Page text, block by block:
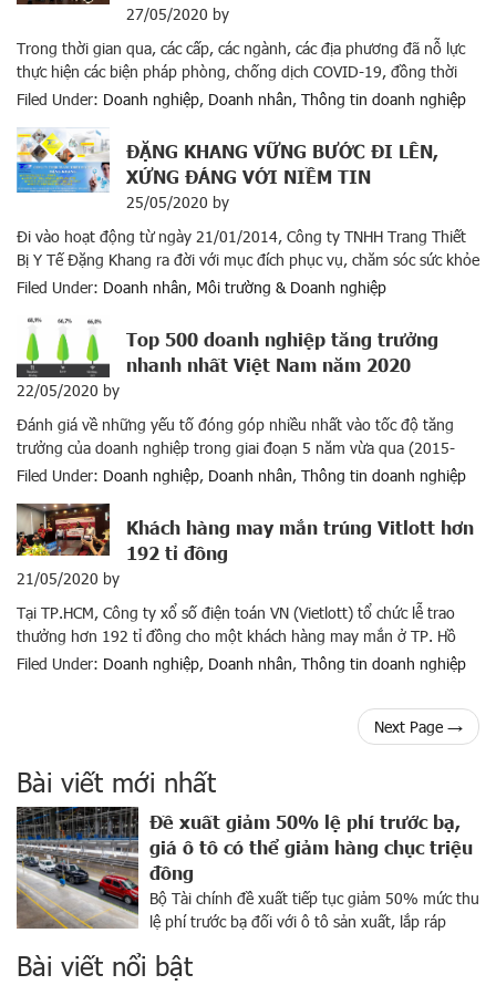
27/05/2020 by
Trong thời gian qua, các cấp, các ngành, các địa phương đã nỗ lực
thực hiện các biện pháp phòng, chống dịch COVID-19, đồng thời
khôi phục các hoạt động kinh tế – xã hội. Đến nay, Việt Nam đã
Filed Under: Doanh nghiệp, Doanh nhân, Thông tin doanh nghiệp
ĐẶNG KHANG VỮNG BƯỚC ĐI LÊN,
XỨNG ĐÁNG VỚI NIỀM TIN
25/05/2020 by
Đi vào hoạt động từ ngày 21/01/2014, Công ty TNHH Trang Thiết
Bị Y Tế Đặng Khang ra đời với mục đích phục vụ, chăm sóc sức khỏe
cho mọi người và hướng tới mang lại những giá trị tốt đẹp nhất cho
Filed Under: Doanh nhân, Môi trường & Doanh nghiệp
Top 500 doanh nghiệp tăng trưởng
nhanh nhất Việt Nam năm 2020
22/05/2020 by
Đánh giá về những yếu tố đóng góp nhiều nhất vào tốc độ tăng
trưởng của doanh nghiệp trong giai đoạn 5 năm vừa qua (2015-
2019), dẫn đầu là yếu tố Tăng trưởng của thị trường trong nước và
(47,9%), Mở rộng […]
Filed Under: Doanh nghiệp, Doanh nhân, Thông tin doanh nghiệp
Khách hàng may mắn trúng Vitlott hơn
192 tỉ đồng
21/05/2020 by
Tại TP.HCM, Công ty xổ số điện toán VN (Vietlott) tổ chức lễ trao
thưởng hơn 192 tỉ đồng cho một khách hàng may mắn ở TP. Hồ
Chí Minh đã trúng vé số Jackpot 1 Power 6/55 kỳ quay thứ 423 cho
Filed Under: Doanh nghiệp, Doanh nhân, Thông tin doanh nghiệp
Next Page →
Bài viết mới nhất
Đề xuất giảm 50% lệ phí trước bạ,
giá ô tô có thể giảm hàng chục triệu
đồng
Bộ Tài chính đề xuất tiếp tục giảm 50% mức thu
lệ phí trước bạ đối với ô tô sản xuất, lắp ráp
quan này vừa có công văn gửi các bộ ngành, các
Bài viết nổi bật